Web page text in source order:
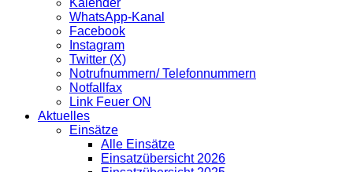
WhatsApp-Kanal
Facebook
Instagram
Twitter (X)
Notrufnummern/ Telefonnummern
Notfallfax
Link Feuer ON
Aktuelles
Einsätze
Alle Einsätze
Einsatzübersicht 2026